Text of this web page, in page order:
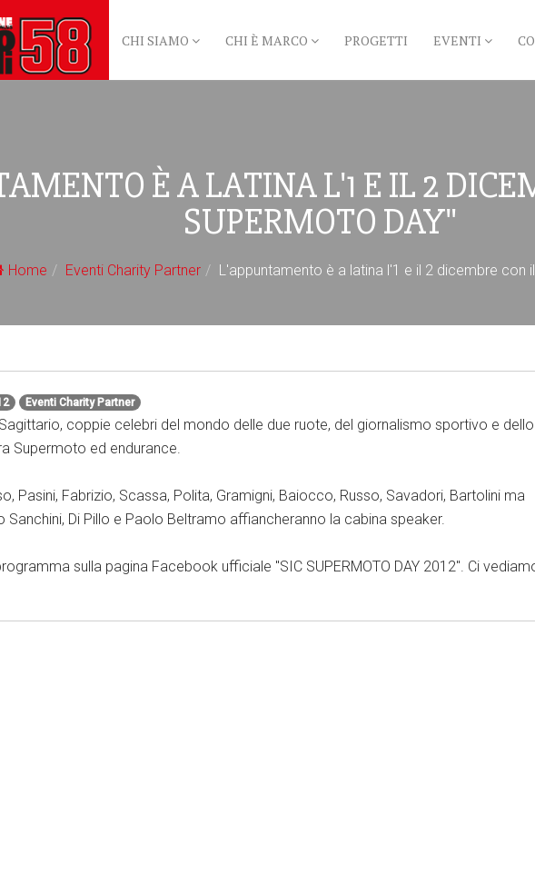
CHI SIAMO CHI È MARCO PROGETTI EVENTI
È A LATINA L'1 E IL 2
SUPERMOTO DAY"
Home Eventi Charity Partner L'appuntamento è a latina l'1 e il 2 dicembre con
Eventi Charity Partner
coppie celebri del mondo delle due ruote, del giornalismo sportivo e dello
Supermoto ed endurance.
Pasini, Fabrizio, Scassa, Polita, Gramigni, Baiocco, Russo, Savadori, Bartolini ma
Sanchini, Di Pillo e Paolo Beltramo affiancheranno la cabina speaker.
sulla pagina Facebook ufficiale "SIC SUPERMOTO DAY 2012". Ci